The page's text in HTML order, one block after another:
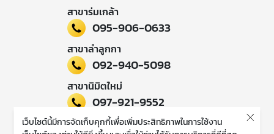
สาขาร่มเกล้า
095-906-0633
สาขาลำลูกกา
092-940-5098
สาขานิมิตใหม่
097-921-9552
เว็บไซต์นี้มีการจัดเก็บคุกกี้เพื่อเพิ่มประสิทธิภาพในการใช้งาน